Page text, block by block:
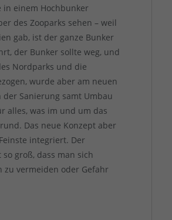
in einem Hochbunker
des Zooparks sehen – weil
gab, ist der ganze Bunker
der Bunker sollte weg, und
Nordparks und die
wurde aber am neuen
Sanierung samt Umbau
alles, was im und um das
Das neue Konzept aber
integriert. Der
groß, dass man sich
zu vermeiden oder Gefahr